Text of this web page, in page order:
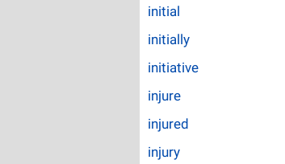
initial
initially
initiative
injure
injured
injury